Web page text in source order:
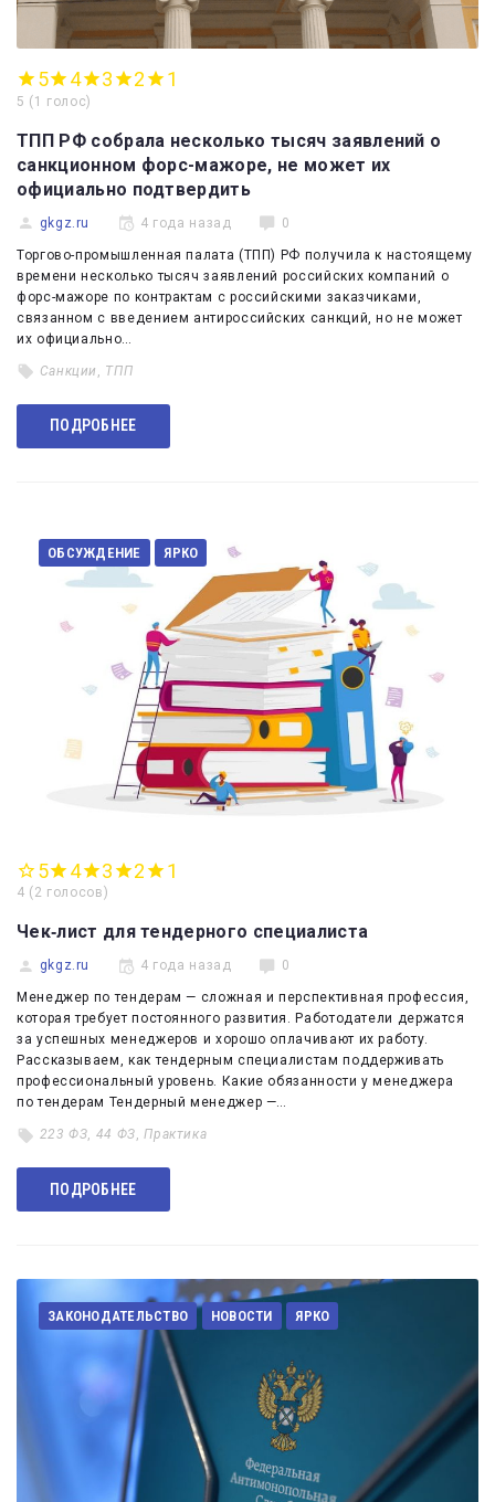
5 4 3 2 1
5 ( 1 голос)
ТПП РФ собрала несколько тысяч заявлений о
санкционном форс-мажоре, не может их
официально подтвердить
gkgz.ru 4 года назад 0
Торгово-промышленная палата (ТПП) РФ получила к настоящему
времени несколько тысяч заявлений российских компаний о
форс-мажоре по контрактам с российскими заказчиками,
связанном с введением антироссийских санкций, но не может
их официально…
Санкции , ТПП
ПОДРОБНЕЕ
ОБСУЖДЕНИЕ ЯРКО
5 4 3 2 1
4 ( 2 голосов )
Чек‑лист для тендерного специалиста
gkgz.ru 4 года назад 0
Менеджер по тендерам — сложная и перспективная профессия,
которая требует постоянного развития. Работодатели держатся
за успешных менеджеров и хорошо оплачивают их работу.
Рассказываем, как тендерным специалистам поддерживать
профессиональный уровень. Какие обязанности у менеджера
по тендерам Тендерный менеджер —…
223 ФЗ, 44 ФЗ,Практика
ПОДРОБНЕЕ
ЗАКОНОДАТЕЛЬСТВО НОВОСТИ ЯРКО